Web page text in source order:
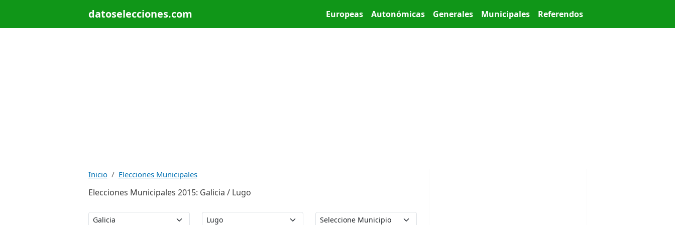
datoselecciones.com Main menu
Europeas Autonómicas Generales Municipales Referendos
Inicio Elecciones Municipales
Elecciones Municipales 2015: Galicia / Lugo